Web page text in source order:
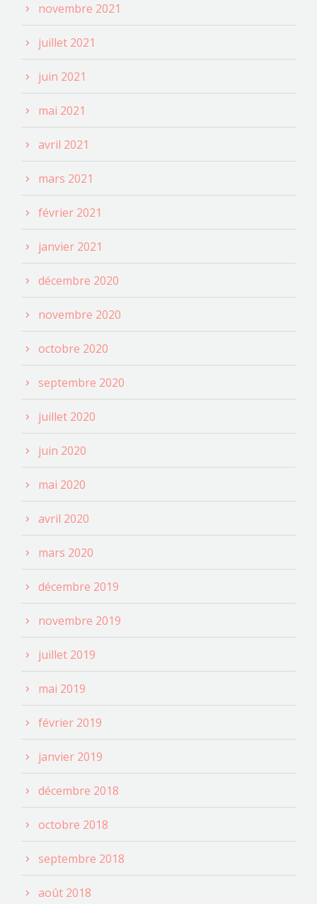
novembre 2021
juillet 2021
juin 2021
mai 2021
avril 2021
mars 2021
février 2021
janvier 2021
décembre 2020
novembre 2020
octobre 2020
septembre 2020
juillet 2020
juin 2020
mai 2020
avril 2020
mars 2020
décembre 2019
novembre 2019
juillet 2019
mai 2019
février 2019
janvier 2019
décembre 2018
octobre 2018
septembre 2018
août 2018